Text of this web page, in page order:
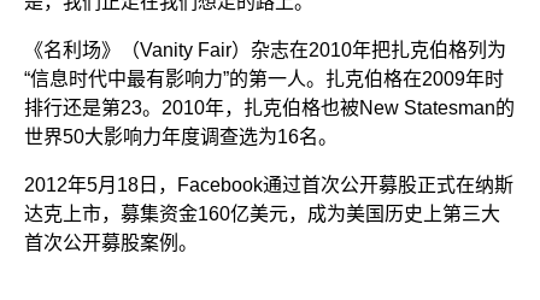
《名利场》（Vanity Fair）杂志在2010年把扎克伯格列为
“信息时代中最有影响力”的第一人。扎克伯格在2009年时
排行还是第23。2010年，扎克伯格也被New Statesman的
世界50大影响力年度调查选为16名。
2012年5月18日，Facebook通过首次公开募股正式在纳斯
达克上市，募集资金160亿美元，成为美国历史上第三大
首次公开募股案例。